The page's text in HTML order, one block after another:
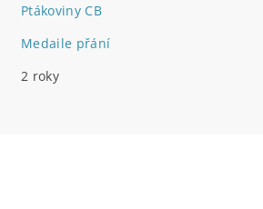
Ptákoviny CB
Medaile přání
2 roky